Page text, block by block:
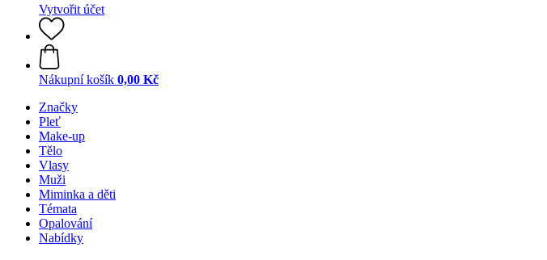
Vytvořit účet
Nákupní košík 0,00 Kč
Značky
Pleť
Make-up
Tělo
Vlasy
Muži
Miminka a děti
Témata
Opalování
Nabídky